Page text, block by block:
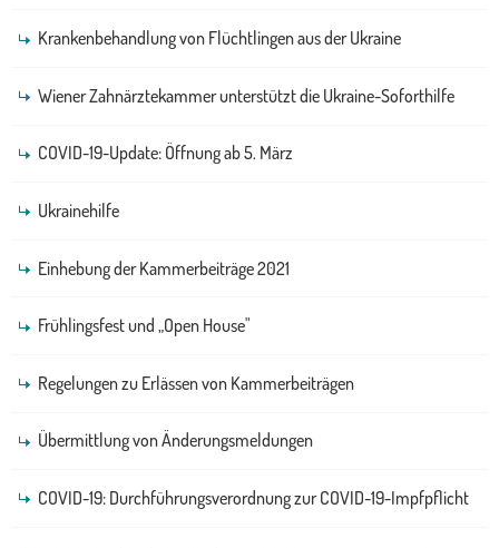
Krankenbehandlung von Flüchtlingen aus der Ukraine
Wiener Zahnärztekammer unterstützt die Ukraine-Soforthilfe
COVID-19-Update: Öffnung ab 5. März
Ukrainehilfe
Einhebung der Kammerbeiträge 2021
Frühlingsfest und „Open House"
Regelungen zu Erlässen von Kammerbeiträgen
Übermittlung von Änderungsmeldungen
COVID-19: Durchführungsverordnung zur COVID-19-Impfpflicht